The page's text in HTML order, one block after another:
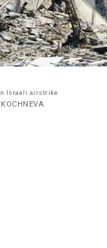
an Israeli airstrike